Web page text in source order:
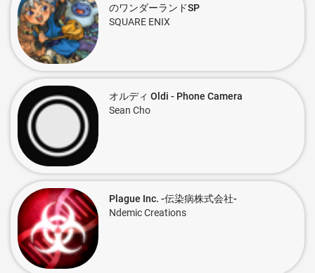
のワンダーランドSP
SQUARE ENIX
オルディ Oldi - Phone Camera
Sean Cho
Plague Inc. -伝染病株式会社-
Ndemic Creations